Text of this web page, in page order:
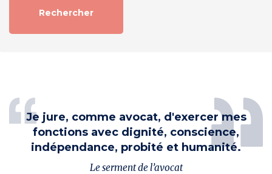
Je jure, comme avocat, d'exercer mes
fonctions avec dignité, conscience,
indépendance, probité et humanité.
Le serment de l’avocat